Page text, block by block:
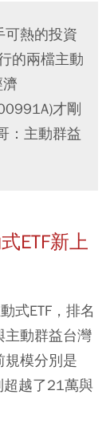
可熱的投資
的兩檔主動
才剛
：主動群益
ETF新上
式ETF，排名
主動群益台灣
模分別是
越了21萬與